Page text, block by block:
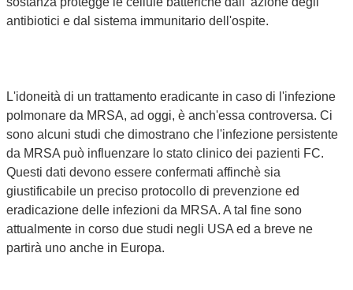
antibiotici e dal sistema immunitario dell'ospite.
L'idoneità di un trattamento eradicante in caso di l'infezione
polmonare da MRSA, ad oggi, è anch'essa controversa. Ci
sono alcuni studi che dimostrano che l'infezione persistente
da MRSA può influenzare lo stato clinico dei pazienti FC.
Questi dati devono essere confermati affinchè sia
giustificabile un preciso protocollo di prevenzione ed
eradicazione delle infezioni da MRSA. A tal fine sono
attualmente in corso due studi negli USA ed a breve ne
partirà uno anche in Europa.